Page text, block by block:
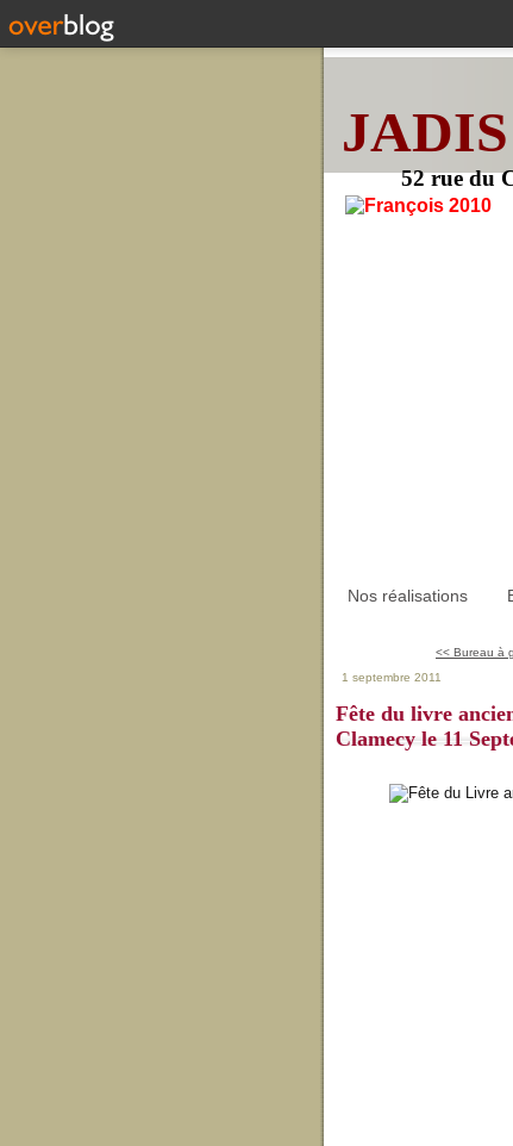
JADIS
52 rue du
Nos réalisations
<< Bureau à
1 septembre 2011
Fête du livre
Clamecy le 11